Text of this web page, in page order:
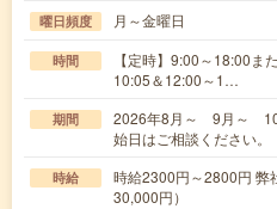
曜日頻度 月～金曜日
時間
【定時】9:00～18:00ま
10:05＆12:00～1…
期間
2026年8月～ 9月～ 10
始日はご相談ください。
時給
時給2300円～2800円 弊
30,000円）